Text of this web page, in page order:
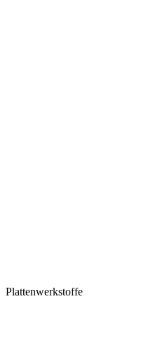
Plattenwerkstoffe